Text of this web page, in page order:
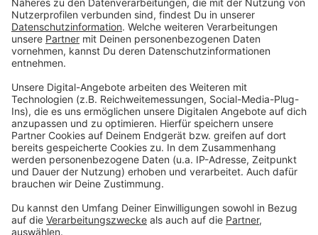
den Boden legen und tot stellen, während alle anderen
versuchen zu erraten, wer der Mörder ist. Wer denkt,
dass es im Film so harmlos zugeht, wird sich natürlich
relativ schnell getäuscht fühlen.
"Bodies Bodies Bodies" (FSK 16) läuft seit dem 27.
Oktober in deutschen Kinos.
Anzeige
©Sony Pictures
Anzeige